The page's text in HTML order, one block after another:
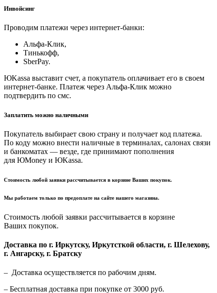
Инвойсинг
Проводим платежи через интернет-банки:
Альфа-Клик,
Тинькофф,
SberPay.
ЮKassa выставит счет, а покупатель оплачивает его в своем
интернет-банке. Платеж через Альфа-Клик можно
подтвердить по смс.
Заплатить можно наличными
Покупатель выбирает свою страну и получает код платежа.
По коду можно внести наличные в терминалах, салонах связи
и банкоматах — везде, где принимают пополнения
для ЮMoney и ЮKassa.
Стоимость любой заявки рассчитывается в корзине Ваших покупок.
Мы работаем только по предоплате на сайте нашего магазина.
Стоимость любой заявки рассчитывается в корзине
Ваших покупок.
Доставка по г. Иркутску, Иркутсткой области, г. Шелехову,
г. Ангарску, г. Братску
– Доставка осуществляется по рабочим дням.
– Бесплатная доставка при покупке от 3000 руб.